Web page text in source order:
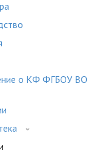
реквизиты
дополнительного
о КФ ФГБОУ ВО